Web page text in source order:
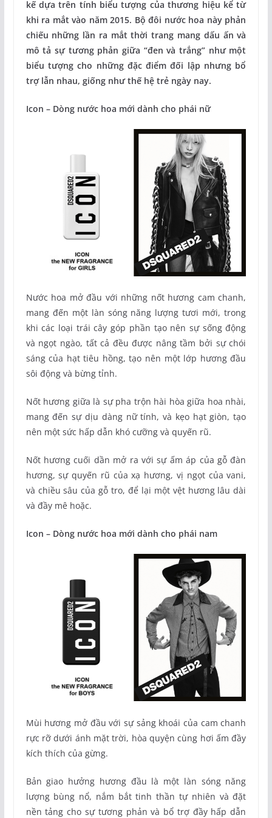
kế dựa trên tính biểu tượng của thương hiệu kể từ
khi ra mắt vào năm 2015. Bộ đôi nước hoa này phản
chiếu những lần ra mắt thời trang mang dấu ấn và
mô tả sự tương phản giữa “đen và trắng” như một
biểu tượng cho những đặc điểm đối lập nhưng bổ
trợ lẫn nhau, giống như thế hệ trẻ ngày nay.
Icon – Dòng nước hoa mới dành cho phái nữ
Nước hoa mở đầu với những nốt hương cam chanh,
mang đến một làn sóng năng lượng tươi mới, trong
khi các loại trái cây góp phần tạo nên sự sống động
và ngọt ngào, tất cả đều được nâng tầm bởi sự chói
sáng của hạt tiêu hồng, tạo nên một lớp hương đầu
sôi động và bừng tỉnh.
Nốt hương giữa là sự pha trộn hài hòa giữa hoa nhài,
mang đến sự dịu dàng nữ tính, và kẹo hạt giòn, tạo
nên một sức hấp dẫn khó cưỡng và quyến rũ.
Nốt hương cuối dần mở ra với sự ấm áp của gỗ đàn
hương, sự quyến rũ của xạ hương, vị ngọt của vani,
và chiều sâu của gỗ tro, để lại một vệt hương lâu dài
và đầy mê hoặc.
Icon – Dòng nước hoa mới dành cho phái nam
Mùi hương mở đầu với sự sảng khoái của cam chanh
rực rỡ dưới ánh mặt trời, hòa quyện cùng hơi ấm đầy
kích thích của gừng.
Bản giao hưởng hương đầu là một làn sóng năng
lượng bùng nổ, nắm bắt tinh thần tự nhiên và đặt
nền tảng cho sự tương phản và bổ trợ đầy hấp dẫn